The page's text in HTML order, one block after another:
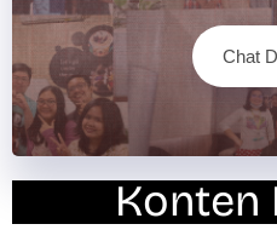
Chat
Konten